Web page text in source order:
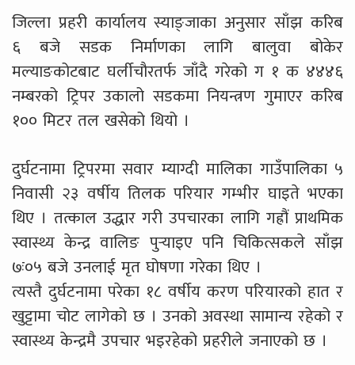
जिल्ला प्रहरी कार्यालय स्याङ्जाका अनुसार साँझ करिब
६ बजे सडक निर्माणका लागि बालुवा बोकेर
मल्याङकोटबाट घर्लीचौरतर्फ जाँदै गरेको ग १ क ४४४६
नम्बरको ट्रिपर उकालो सडकमा नियन्त्रण गुमाएर करिब
१०० मिटर तल खसेको थियो ।
दुर्घटनामा ट्रिपरमा सवार म्याग्दी मालिका गाउँपालिका ५
निवासी २३ वर्षीय तिलक परियार गम्भीर घाइते भएका
थिए । तत्काल उद्धार गरी उपचारका लागि गह्रौं प्राथमिक
स्वास्थ्य केन्द्र वालिङ पुर्‍याइए पनि चिकित्सकले साँझ
७ः०५ बजे उनलाई मृत घोषणा गरेका थिए ।
त्यस्तै दुर्घटनामा परेका १८ वर्षीय करण परियारको हात र
खुट्टामा चोट लागेको छ । उनको अवस्था सामान्य रहेको र
स्वास्थ्य केन्द्रमै उपचार भइरहेको प्रहरीले जनाएको छ ।